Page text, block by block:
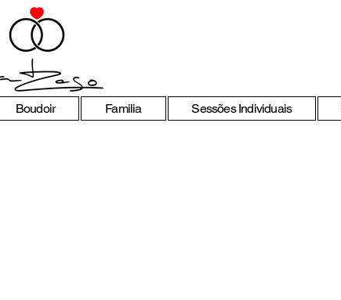
Boudoir Familia Sessões Individuais